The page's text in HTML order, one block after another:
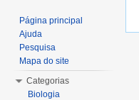
Página principal
Ajuda
Pesquisa
Mapa do site
Categorias
Biologia